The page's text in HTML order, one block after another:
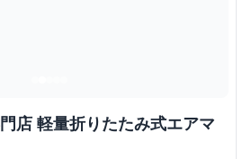
店 軽量折りたたみ式エアマ